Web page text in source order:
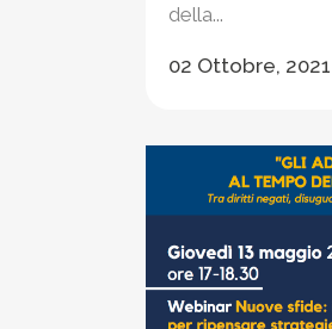
della...
02 Ottobre, 2021